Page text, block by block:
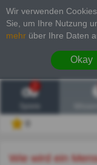
Wir verwenden
Sie, um Ihre Nutzung
mehr über Ihre Daten
Okay
2
Wie wird ein Mensch bezeichnet, der gerne isst und